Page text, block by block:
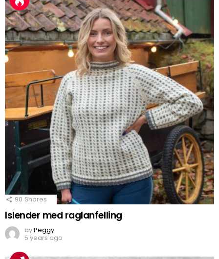
90 Shares
Islender med raglanfelling
byPeggy
5 years ago